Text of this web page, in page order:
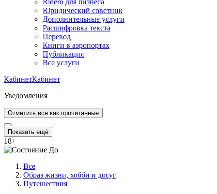
Rideró для бизнеса
Юридический советник
Дополнительные услуги
Расшифровка текста
Перевод
Книги в аэропортах
Публикация
Все услуги
КабинетКабинет
Уведомления
Отметить все как прочитанные
Показать ещё
18+
Все
Образ жизни, хобби и досуг
Путешествия